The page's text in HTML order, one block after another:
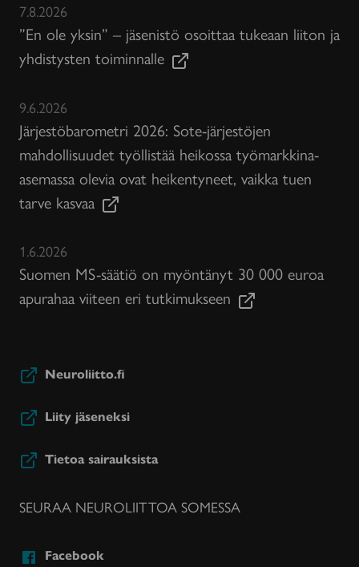
7.8.2026
”En ole yksin” – jäsenistö osoittaa tukeaan liiton ja
yhdistysten toiminnalle
9.6.2026
Järjestöbarometri 2026: Sote-järjestöjen
mahdollisuudet työllistää heikossa työmarkkina-
asemassa olevia ovat heikentyneet, vaikka tuen
tarve kasvaa
1.6.2026
Suomen MS-säätiö on myöntänyt 30 000 euroa
apurahaa viiteen eri tutkimukseen
Neuroliitto.fi
Liity jäseneksi
Tietoa sairauksista
SEURAA NEUROLIITTOA SOMESSA
Facebook